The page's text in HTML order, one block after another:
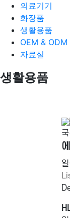
의료기기
화장품
생활용품
OEM & ODM
자료실
생활용품